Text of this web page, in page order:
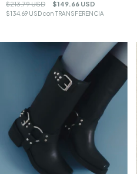
$213.79 USD $149.66 USD
$134.69 USDcon TRANSFERENCIA